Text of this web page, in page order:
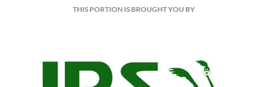
THIS PORTION IS BROUGHT YOU BY